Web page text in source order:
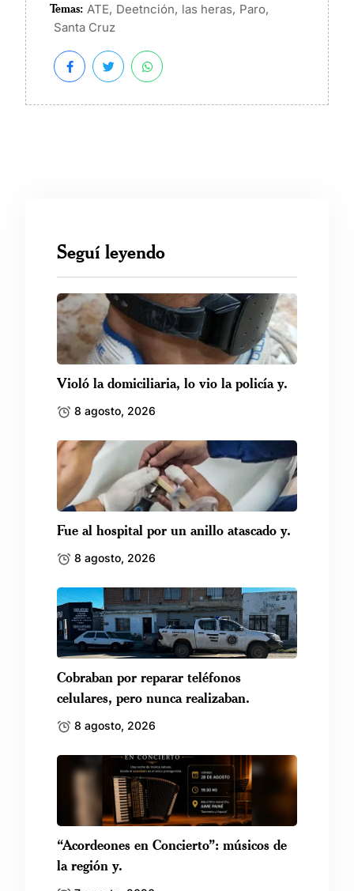
Temas: ATE, Deetnción, las heras, Paro,
Santa Cruz
Seguí leyendo
Violó la domiciliaria, lo vio la policía y.
8 agosto, 2026
Fue al hospital por un anillo atascado y.
8 agosto, 2026
Cobraban por reparar teléfonos
celulares, pero nunca realizaban.
8 agosto, 2026
“Acordeones en Concierto”: músicos de
la región y.